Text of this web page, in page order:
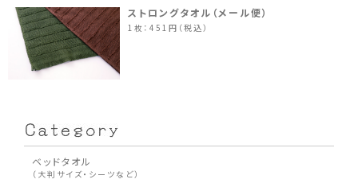
ストロングタオル（メール便）
1枚：451円（税込）
ベッドタオル
（大判サイズ・シーツなど）